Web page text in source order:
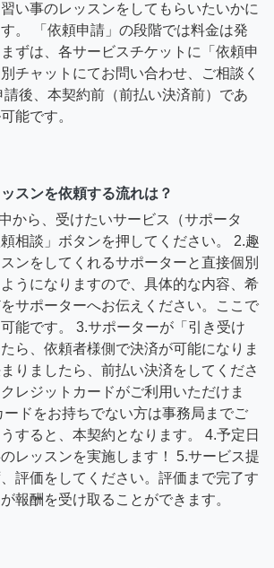
い事のレッスンをしてもらいたいかに
。 「依頼申請」の段階では料金は発
ずは、各サービスチケットに「依頼申
チャットにてお問い合わせ、ご相談く
後、本契約前（前払い決済前）であ
能です。
スンを依頼する流れは？
から、受けたいサービス（サポータ
相談」ボタンを押してください。 2.趣
ンをしてくれるサポーターと直接個別
うになりますので、具体的な内容、希
サポーターへお伝えください。ここで
能です。 3.サポーターが「引き受け
ら、依頼者様側で決済が可能になりま
りましたら、前払い決済をしてくださ
レジットカードがご利用いただけま
ドをお持ちでない方は事務局までご
すると、本契約となります。 4.予定日
レッスンを実施します！ 5.サービス提
評価をしてください。評価まで完了す
報酬を受け取ることができます。